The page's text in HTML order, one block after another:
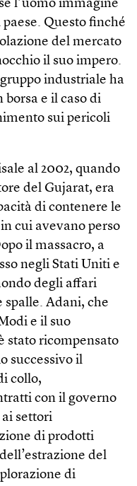
l’uomo immagine
Questo finché
del mercato
il suo impero.
industriale ha
e il caso di
sui pericoli
al 2002, quando
del Gujarat, era
di contenere le
cui avevano perso
il massacro, a
negli Stati Uniti e
degli affari
Adani, che
e il suo
stato ricompensato
successivo il
collo,
con il governo
settori
di prodotti
del
di